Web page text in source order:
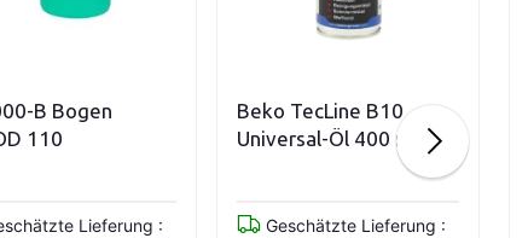
B Bogen
110
Lieferung :
In den Warenkorb
Beko TecLine B10
Universal-Öl 400 ml
Geschätzte Lieferung :